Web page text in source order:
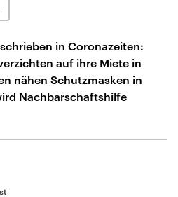
in Coronazeiten:
auf ihre Miete in
nähen Schutzmasken in
Nachbarschaftshilfe